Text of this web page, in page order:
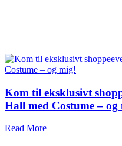
Kom til eksklusivt
Hall med Costume – og
Read More